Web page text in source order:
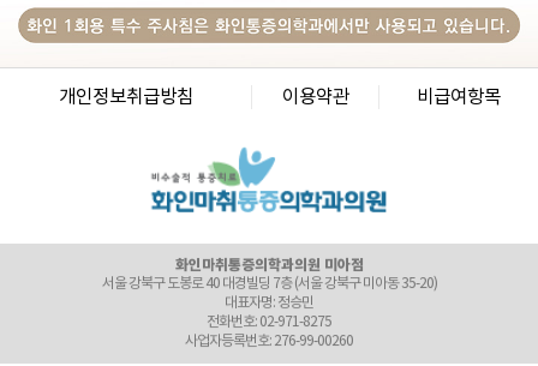
개인정보취급방침 이용약관 비급여항목
전화번호: 02-6245-2215
사업자등록번호: 742-92-00166
대표자명: 김세훈
서울 마포구 마포대로 52 고려아카데미텔2 3층 (서울 마포구 도화동 36)
대표자명: 김달용
화인마취통증의학과의원 미아점
서울 강북구 도봉로 40 대경빌딩 7층 (서울 강북구 미아동 35-20)
대표자명: 정승민
전화번호: 02-971-8275
사업자등록번호: 276-99-00260